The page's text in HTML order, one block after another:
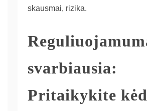
skausmai, rizika.
svarbiausia:
Pritaikykite